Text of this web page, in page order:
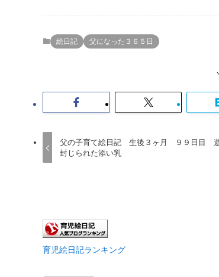
絵日記 父になった３６５日
父の子育て絵日記 生後３ヶ月 ９９日目
封じられた添い乳
育児絵日記ランキング